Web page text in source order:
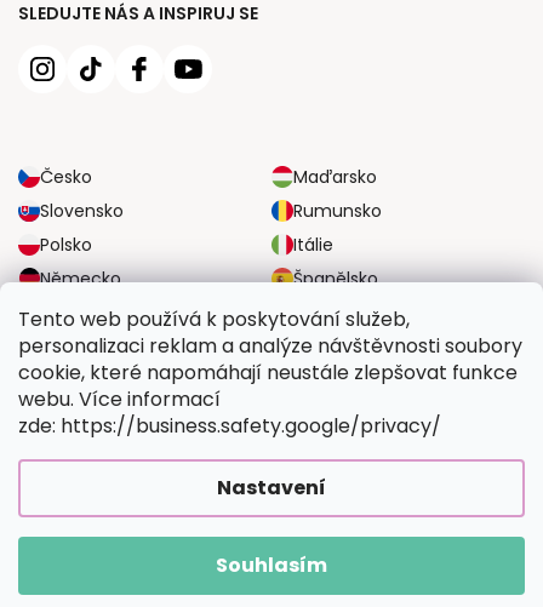
Tento web používá k poskytování služeb,
personalizaci reklam a analýze návštěvnosti soubory
cookie, které napomáhají neustále zlepšovat funkce
webu. Více informací
zde: https://business.safety.google/privacy/
Nastavení
Souhlasím
SLEDUJTE NÁS A INSPIRUJ SE
Česko
Maďarsko
Slovensko
Rumunsko
Polsko
Itálie
Německo
Španělsko
Velká Británie
Rakousko
SPOLEHLIVÉ MOŽNOSTI DOPRAVY
BEZPEČNÉ MOŽNOSTI PLATBY
Vytvořil Shoptet Premium|UpraviloFV STUDIO
Vymalujsisam.cz. Všechna práva vyhrazena.